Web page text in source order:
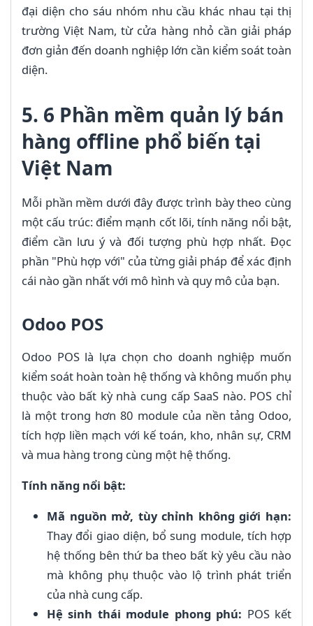
đại diện cho sáu nhóm nhu cầu khác nhau tại thị
trường Việt Nam, từ cửa hàng nhỏ cần giải pháp
đơn giản đến doanh nghiệp lớn cần kiểm soát toàn
diện.
5. 6 Phần mềm quản lý bán
hàng offline phổ biến tại
Việt Nam
Mỗi phần mềm dưới đây được trình bày theo cùng
một cấu trúc: điểm mạnh cốt lõi, tính năng nổi bật,
điểm cần lưu ý và đối tượng phù hợp nhất. Đọc
phần "Phù hợp với" của từng giải pháp để xác định
cái nào gần nhất với mô hình và quy mô của bạn.
Odoo POS
Odoo POS là lựa chọn cho doanh nghiệp muốn
kiểm soát hoàn toàn hệ thống và không muốn phụ
thuộc vào bất kỳ nhà cung cấp SaaS nào. POS chỉ
là một trong hơn 80 module của nền tảng Odoo,
tích hợp liền mạch với kế toán, kho, nhân sự, CRM
và mua hàng trong cùng một hệ thống.
Tính năng nổi bật:
Mã nguồn mở, tùy chỉnh không giới hạn:
Thay đổi giao diện, bổ sung module, tích hợp
hệ thống bên thứ ba theo bất kỳ yêu cầu nào
mà không phụ thuộc vào lộ trình phát triển
của nhà cung cấp.
Hệ sinh thái module phong phú: POS kết